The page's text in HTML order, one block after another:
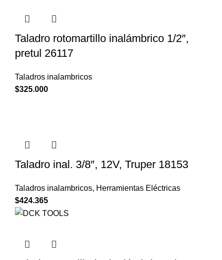
Taladro rotomartillo inalámbrico 1/2″,
pretul 26117
Taladros inalambricos
$325.000
Taladro inal. 3/8″, 12V, Truper 18153
Taladros inalambricos, Herramientas Eléctricas
$424.365